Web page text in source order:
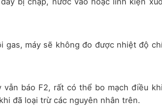
gas, máy sẽ không đo được nhiệt độ
báo F2, rất có thể bo mạch điều
đã loại trừ các nguyên nhân trên.